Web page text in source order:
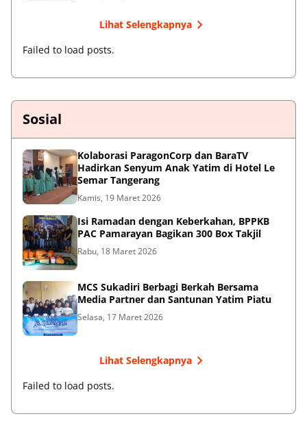
Lihat Selengkapnya
Failed to load posts.
Sosial
Kolaborasi ParagonCorp dan BaraTV
Hadirkan Senyum Anak Yatim di Hotel Le
Semar Tangerang
Kamis, 19 Maret 2026
Isi Ramadan dengan Keberkahan, BPPKB
PAC Pamarayan Bagikan 300 Box Takjil
Rabu, 18 Maret 2026
MCS Sukadiri Berbagi Berkah Bersama
Media Partner dan Santunan Yatim Piatu
Selasa, 17 Maret 2026
Lihat Selengkapnya
Failed to load posts.